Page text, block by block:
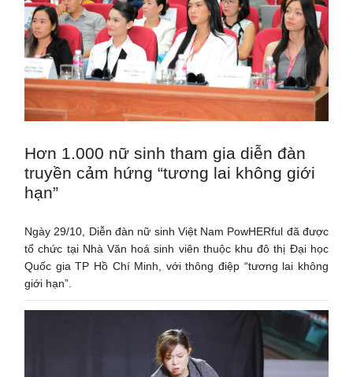
Hơn 1.000 nữ sinh tham gia diễn đàn
truyền cảm hứng “tương lai không giới
hạn”
Ngày 29/10, Diễn đàn nữ sinh Việt Nam PowHERful đã được
tổ chức tại Nhà Văn hoá sinh viên thuộc khu đô thị Đại học
Quốc gia TP Hồ Chí Minh, với thông điệp “tương lai không
giới hạn”.